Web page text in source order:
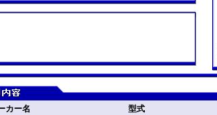
カー名 型式